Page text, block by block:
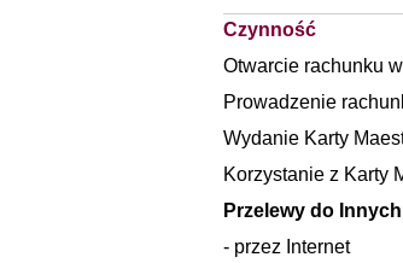
Czynność
Otwarcie rachunku
Prowadzenie
Wydanie Karty
Korzystanie z Karty
Przelewy do
- przez Internet